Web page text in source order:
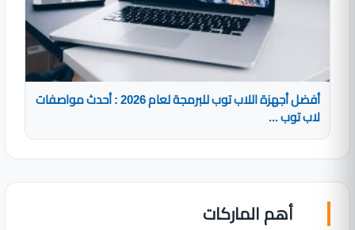
أفضل أجهزة اللاب توب للبرمجة لعام 2026 : أحدث مواصفات
لاب توب ...
أهم الماركات